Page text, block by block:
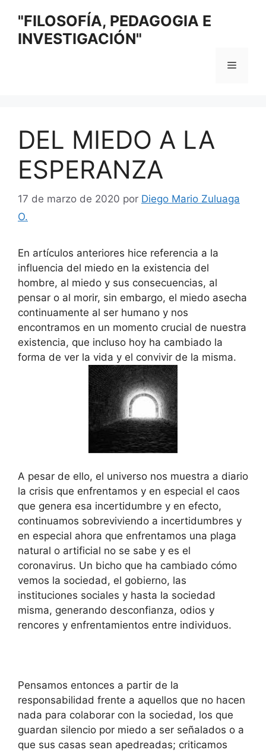
contenido
"FILOSOFÍA, PEDAGOGIA E
INVESTIGACIÓN"
Menú
DEL MIEDO A LA
ESPERANZA
17 de marzo de 2020 por Diego Mario Zuluaga
O.
En artículos anteriores hice referencia a la
influencia del miedo en la existencia del
hombre, al miedo y sus consecuencias, al
pensar o al morir, sin embargo, el miedo asecha
continuamente al ser humano y nos
encontramos en un momento crucial de nuestra
existencia, que incluso hoy ha cambiado la
forma de ver la vida y el convivir de la misma.
A pesar de ello, el universo nos muestra a diario
la crisis que enfrentamos y en especial el caos
que genera esa incertidumbre y en efecto,
continuamos sobreviviendo a incertidumbres y
en especial ahora que enfrentamos una plaga
natural o artificial no se sabe y es el
coronavirus. Un bicho que ha cambiado cómo
vemos la sociedad, el gobierno, las
instituciones sociales y hasta la sociedad
misma, generando desconfianza, odios y
rencores y enfrentamientos entre individuos.
Pensamos entonces a partir de la
responsabilidad frente a aquellos que no hacen
nada para colaborar con la sociedad, los que
guardan silencio por miedo a ser señalados o a
que sus casas sean apedreadas; criticamos